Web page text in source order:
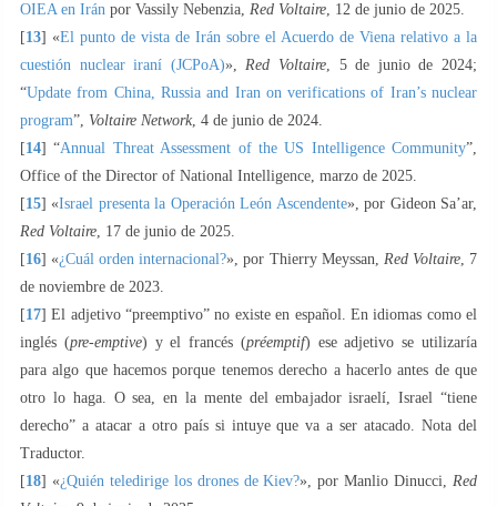
OIEA en Irán por Vassily Nebenzia, Red Voltaire, 12 de junio de 2025.
[13] «El punto de vista de Irán sobre el Acuerdo de Viena relativo a la
cuestión nuclear iraní (JCPoA)»,Red Voltaire, 5 de junio de 2024;
“Update from China, Russia and Iran on verifications of Iran’s nuclear
program”, Voltaire Network, 4 de junio de 2024.
[14] “Annual Threat Assessment of the US Intelligence Community”,
Office of the Director of National Intelligence, marzo de 2025.
[15] «Israel presenta la Operación León Ascendente», por Gideon Sa’ar,
Red Voltaire, 17 de junio de 2025.
[16] «¿Cuál orden internacional?», por Thierry Meyssan, Red Voltaire, 7
de noviembre de 2023.
[17] El adjetivo “preemptivo” no existe en español. En idiomas como el
inglés (pre-emptive) y el francés (préemptif) ese adjetivo se utilizaría
para algo que hacemos porque tenemos derecho a hacerlo antes de que
otro lo haga. O sea, en la mente del embajador israelí, Israel “tiene
derecho” a atacar a otro país si intuye que va a ser atacado. Nota del
Traductor.
[18] «¿Quién teledirige los drones de Kiev?», por Manlio Dinucci,Red